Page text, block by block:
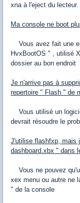
xna à l'eject du lecteur.
Ma console ne boot
Vous avez fait une
HvxBootOS " , utilisé
dossier au bon endroit
Je n'arrive pas à
repertoire " Flash " de
Vous utilisé un
devrait résoudre le
J'utilise flashfxp, mais
dashboard.xbx " dans
Vous ne pouvez
xex menu ou autre ne
" de la console